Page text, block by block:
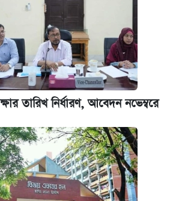
তারিখ নির্ধারণ, আবেদন নভেম্বরে